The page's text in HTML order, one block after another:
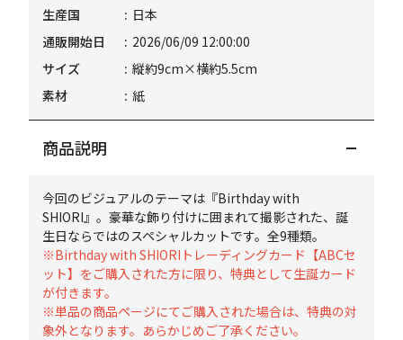
生産国
日本
通販開始日
2026/06/09 12:00:00
サイズ
縦約9cm×横約5.5cm
素材
紙
商品説明
今回のビジュアルのテーマは『Birthday with
SHIORI』。豪華な飾り付けに囲まれて撮影された、誕
生日ならではのスペシャルカットです。全9種類。
※Birthday with SHIORIトレーディングカード【ABCセ
ット】をご購入された方に限り、特典として生誕カード
が付きます。
※単品の商品ページにてご購入された場合は、特典の対
象外となります。あらかじめご了承ください。